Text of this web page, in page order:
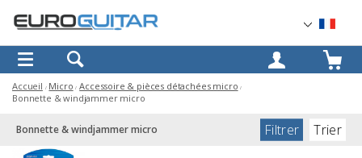
OK
Accueil Micro Accessoire & pièces détachées micro
Bonnette & windjammer micro
Bonnette & windjammer micro Filtrer Trier